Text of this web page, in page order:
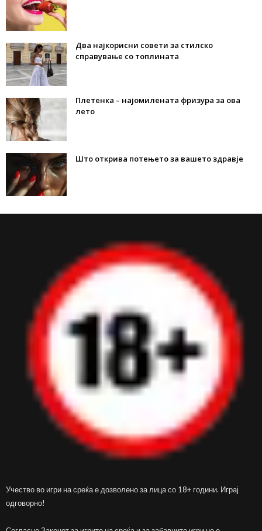
Два најкорисни совети за стилско
справување со топлината
Плетенка – најомилената фризура за ова
лето
Што открива потењето за вашето здравје
Учество во игри на среќа е дозволено за лица со 18+ години. Играј
одговорно!